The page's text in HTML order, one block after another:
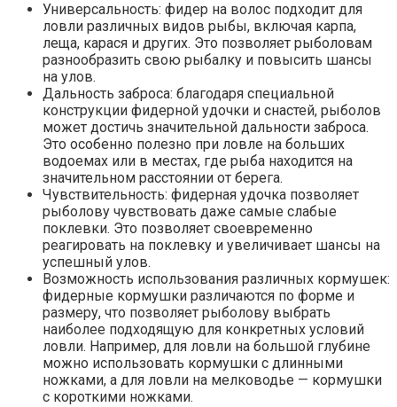
Универсальность: фидер на волос подходит для
ловли различных видов рыбы, включая карпа,
леща, карася и других. Это позволяет рыболовам
разнообразить свою рыбалку и повысить шансы
на улов.
Дальность заброса: благодаря специальной
конструкции фидерной удочки и снастей, рыболов
может достичь значительной дальности заброса.
Это особенно полезно при ловле на больших
водоемах или в местах, где рыба находится на
значительном расстоянии от берега.
Чувствительность: фидерная удочка позволяет
рыболову чувствовать даже самые слабые
поклевки. Это позволяет своевременно
реагировать на поклевку и увеличивает шансы на
успешный улов.
Возможность использования различных кормушек:
фидерные кормушки различаются по форме и
размеру, что позволяет рыболову выбрать
наиболее подходящую для конкретных условий
ловли. Например, для ловли на большой глубине
можно использовать кормушки с длинными
ножками, а для ловли на мелководье — кормушки
с короткими ножками.